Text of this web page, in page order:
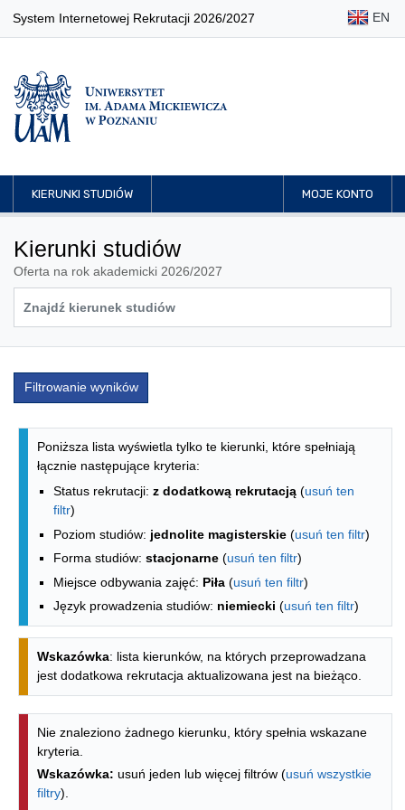
System Internetowej Rekrutacji 2026/2027 EN
KIERUNKI STUDIÓW MOJE KONTO
Kierunki studiów
Oferta na rok akademicki 2026/2027
Filtrowanie wyników
Lista kierunków - spis według
Poniższa lista wyświetla tylko te kierunki, które spełniają
łącznie następujące kryteria:
Status rekrutacji: z dodatkową rekrutacją (usuń ten
filtr)
Poziom studiów: jednolite magisterskie (usuń ten filtr)
Forma studiów: stacjonarne (usuń ten filtr)
Miejsce odbywania zajęć: Piła (usuń ten filtr)
Język prowadzenia studiów: niemiecki (usuń ten filtr)
Wskazówka: lista kierunków, na których przeprowadzana
jest dodatkowa rekrutacja aktualizowana jest na bieżąco.
Nie znaleziono żadnego kierunku, który spełnia wskazane
kryteria.
Wskazówka: usuń jeden lub więcej filtrów (usuń wszystkie
filtry).